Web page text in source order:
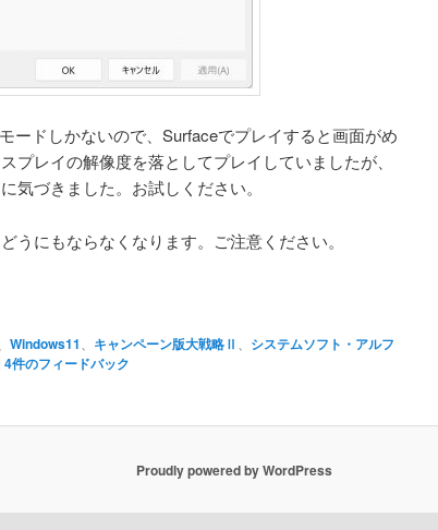
ードしかないので、Surfaceでプレイすると画面がめ
プレイの解像度を落としてプレイしていましたが、
気づきました。お試しください。
うにもならなくなります。ご注意ください。
Windows11 キャンペーン版大戦略Ⅱ
システムソフト・アルフ
4件のフィードバック
Proudly powered by WordPress